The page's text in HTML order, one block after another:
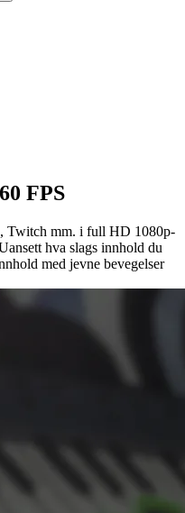
FPS
Twitch mm. i full HD 1080p-
hva slags innhold du
med jevne bevegelser